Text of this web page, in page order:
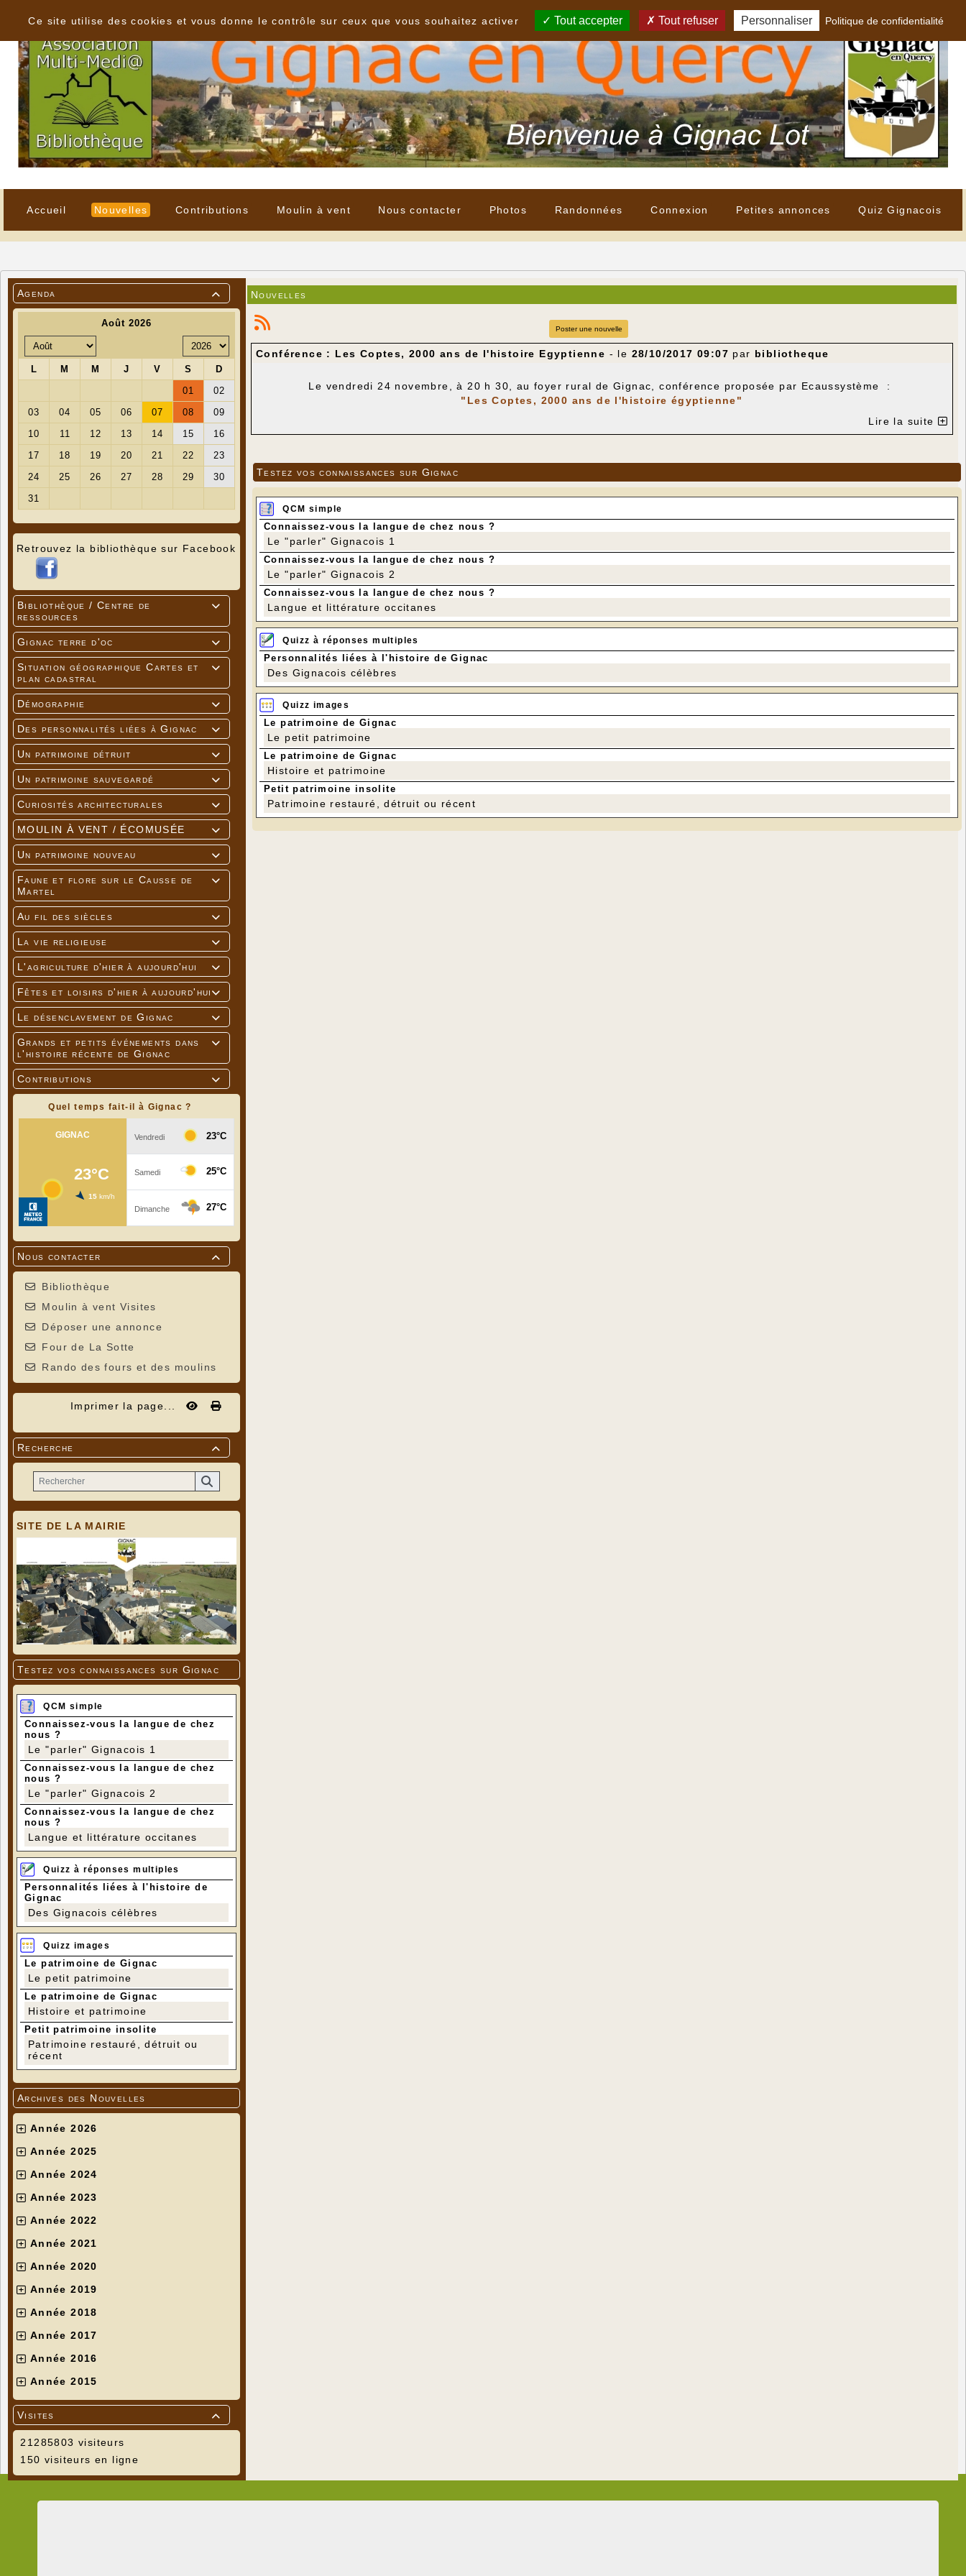
Accueil Nouvelles Contributions Moulin à vent Nous contacter Photos Randonnées Connexion Petites annonces Quiz Gignacois

Agenda
Retrouvez la bibliothèque sur Facebook

Bibliothèque / Centre de
ressources

Gignac terre d'oc

Situation géographique Cartes et
plan cadastral

Démographie

Des personnalités liées à Gignac

Un patrimoine détruit

Un patrimoine sauvegardé

Curiosités architecturales

MOULIN À VENT / ÉCOMUSÉE

Un patrimoine nouveau

Faune et flore sur le Causse de
Martel

Au fil des siècles

La vie religieuse

L'agriculture d'hier à aujourd'hui

Fêtes et loisirs d'hier à aujourd'hui

Le désenclavement de Gignac

Grands et petits événements dans
l'histoire récente de Gignac

Contributions
Quel temps fait-il à Gignac ?

Nous contacter
Bibliothèque
Moulin à vent Visites
Déposer une annonce
Four de La Sotte
Rando des fours et des moulins
Imprimer la page...

Recherche
SITE DE LA MAIRIE
Testez vos connaissances sur Gignac
QCM simple
Connaissez-vous la langue de chez
nous ?
Le "parler" Gignacois 1
Connaissez-vous la langue de chez
nous ?
Le "parler" Gignacois 2
Connaissez-vous la langue de chez
nous ?
Langue et littérature occitanes
Quizz à réponses multiples
Personnalités liées à l'histoire de
Gignac
Des Gignacois célèbres
Quizz images
Le patrimoine de Gignac
Le petit patrimoine
Le patrimoine de Gignac
Histoire et patrimoine
Petit patrimoine insolite
Patrimoine restauré, détruit ou
récent
Archives des Nouvelles
Année 2026
Année 2025
Année 2024
Année 2023
Année 2022
Année 2021
Année 2020
Année 2019
Année 2018
Année 2017
Année 2016
Année 2015

Visites
21285803 visiteurs
150 visiteurs en ligne
Nouvelles
Poster une nouvelle
Conférence : Les Coptes, 2000 ans de l'histoire Egyptienne - le 28/10/2017 09:07 par bibliotheque
Le vendredi 24 novembre, à 20 h 30, au foyer rural de Gignac, conférence proposée par Ecaussystème :
"Les Coptes, 2000 ans de l'histoire égyptienne"
Lire la suite
Testez vos connaissances sur Gignac
QCM simple
Connaissez-vous la langue de chez nous ?
Le "parler" Gignacois 1
Connaissez-vous la langue de chez nous ?
Le "parler" Gignacois 2
Connaissez-vous la langue de chez nous ?
Langue et littérature occitanes
Quizz à réponses multiples
Personnalités liées à l'histoire de Gignac
Des Gignacois célèbres
Quizz images
Le patrimoine de Gignac
Le petit patrimoine
Le patrimoine de Gignac
Histoire et patrimoine
Petit patrimoine insolite
Patrimoine restauré, détruit ou récent
Ce site utilise des cookies et vous donne le contrôle sur ceux que vous souhaitez activer
Tout accepter Tout refuser Personnaliser Politique de confidentialité